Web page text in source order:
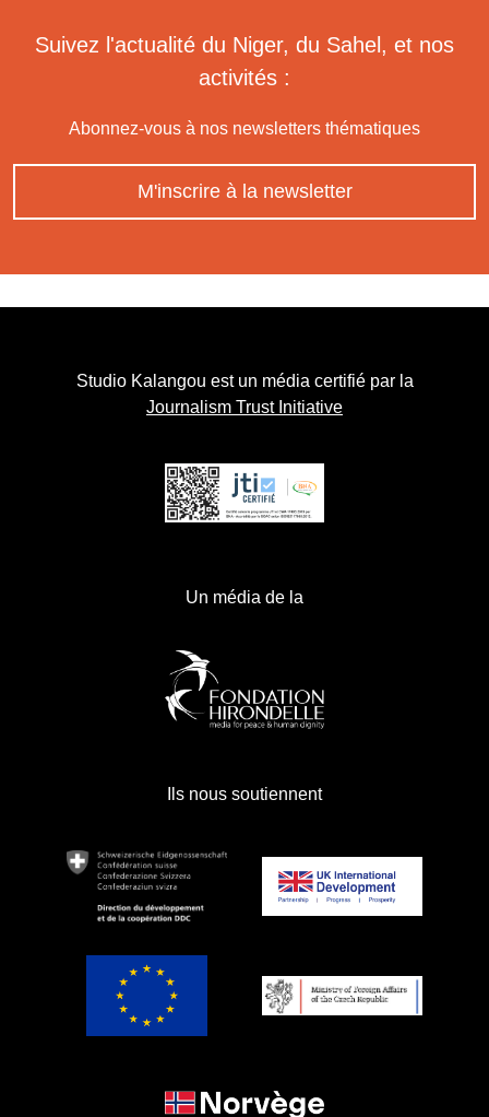
Suivez l'actualité du Niger, du Sahel, et nos
activités :
Abonnez-vous à nos newsletters thématiques
M'inscrire à la newsletter
Studio Kalangou est un média certifié par la
Journalism Trust Initiative
Un média de la
Ils nous soutiennent